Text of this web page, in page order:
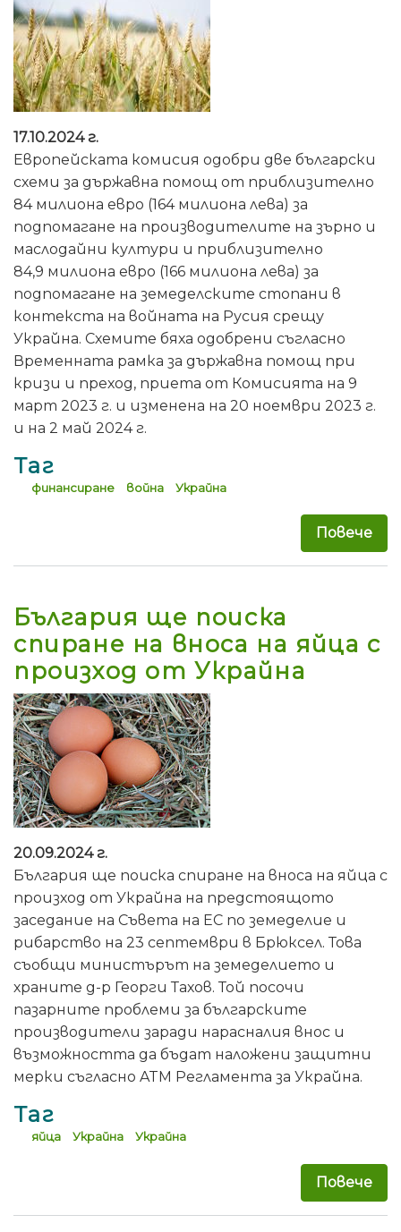
17.10.2024 г.
Европейската комисия одобри две български
схеми за държавна помощ от приблизително
84 милиона евро (164 милиона лева) за
подпомагане на производителите на зърно и
маслодайни култури и приблизително
84,9 милиона евро (166 милиона лева) за
подпомагане на земеделските стопани в
контекста на войната на Русия срещу
Украйна. Схемите бяха одобрени съгласно
Временната рамка за държавна помощ при
кризи и преход, приета от Комисията на 9
март 2023 г. и изменена на 20 ноември 2023 г.
и на 2 май 2024 г.
Таг
финансиране война Украйна
Повече
България ще поиска
спиране на вноса на яйца с
произход от Украйна
20.09.2024 г.
България ще поиска спиране на вноса на яйца с
произход от Украйна на предстоящото
заседание на Съвета на ЕС по земеделие и
рибарство на 23 септември в Брюксел. Това
съобщи министърът на земеделието и
храните д-р Георги Тахов. Той посочи
пазарните проблеми за българските
производители заради нарасналия внос и
възможността да бъдат наложени защитни
мерки съгласно ATM Регламента за Украйна.
Таг
яйца Украйна Украйна
Повече